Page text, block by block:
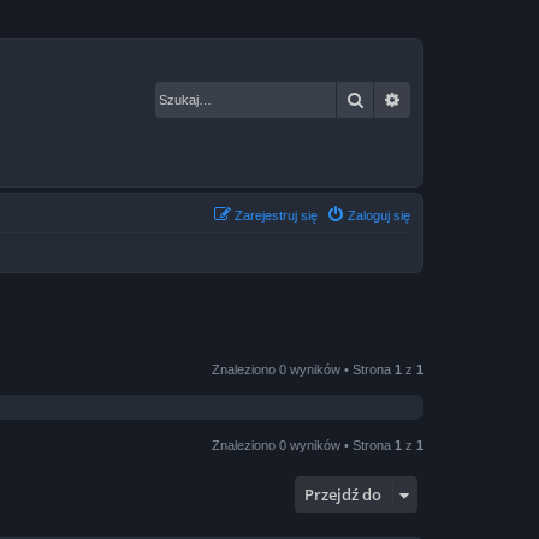
Szukaj
Zaloguj się
Zarejestruj się
Znaleziono 0 wyników • Strona 1 z 1
Znaleziono 0 wyników • Strona 1 z 1
Przejdź do